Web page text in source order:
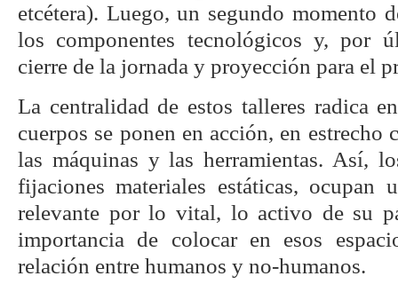
etcétera). Luego, un segundo momento
los componentes tecnológicos y, por
cierre de la jornada y proyección para el
La centralidad de estos talleres radica
cuerpos se ponen en acción, en estrecho
las máquinas y las herramientas. Así,
fijaciones materiales estáticas, ocupan
relevante por lo vital, lo activo de su
importancia de colocar en esos
relación entre humanos y no-humanos.